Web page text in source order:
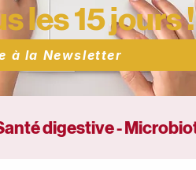
les 15 jours !
à la Newsletter
digestive -